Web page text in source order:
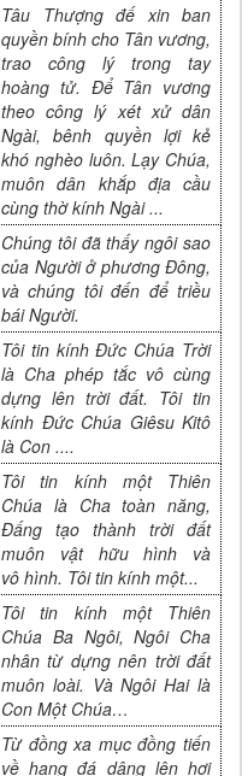
Tâu Thượng đế xin ban
quyền bính cho Tân vương,
trao công lý trong tay
hoàng tử. Để Tân vương
theo công lý xét xử dân
Ngài, bênh quyền lợi kẻ
khó nghèo luôn. Lạy Chúa,
muôn dân khắp địa cầu
cùng thờ kính Ngài...
Chúng tôi đã thấy ngôi sao
của Người ở phương Đông,
và chúng tôi đến để triều
bái Người.
Tôi tin kính Đức Chúa Trời
là Cha phép tắc vô cùng
dựng lên trời đất. Tôi tin
kính Đức Chúa Giêsu Kitô
là Con ....
Tôi tin kính một Thiên
Chúa là Cha toàn năng,
Đấng tạo thành trời đất
muôn vật hữu hình và
vô hình. Tôi tin kính một...
Tôi tin kính một Thiên
Chúa Ba Ngôi, Ngôi Cha
nhân từ dựng nên trời đất
muôn loài. VàNgôiHai là
Con Một Chúa…
Từ đồng xa mục đồng tiến
về hang đá dâng lên hơi